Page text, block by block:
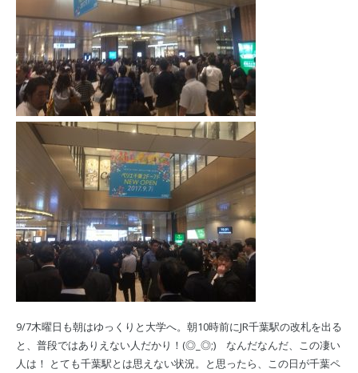
9/7木曜日も朝はゆっくりと大学へ。朝10時前にJR千葉駅の改札を出る
と、普段ではありえない人だかり！(◎_◎;) なんだなんだ、この凄い
人は！ とても千葉駅とは思えない状況。と思ったら、この日が千葉ペ